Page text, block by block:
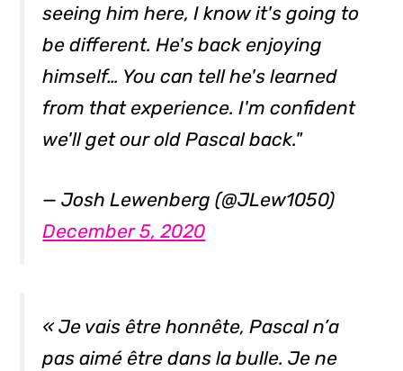
seeing him here, I know it's going to
be different. He's back enjoying
himself… You can tell he's learned
from that experience. I'm confident
we'll get our old Pascal back."
— Josh Lewenberg (@JLew1050)
December 5, 2020
« Je vais être honnête, Pascal n’a
pas aimé être dans la bulle. Je ne